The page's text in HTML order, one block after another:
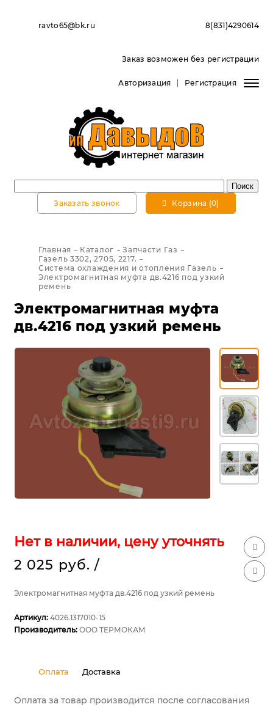
ravto65@bk.ru 8(831)4290614
Заказ возможен без регистрации
Авторизация Регистрация
Заказать звонок Корзина (0)
Главная Каталог
Запчасти Газ
Газель 3302, 2705, 2217.
Система охлаждения и отопления Газель
Электромагнитная муфта дв.4216 под узкий
ремень
Электромагнитная муфта
дв.4216 под узкий ремень
Нет в наличии, цену уточнять
2 025 руб. /
Электромагнитная муфта дв.4216 под узкий ремень
Артикул: 4026.1317010-15
Производитель: ООО ТЕРМОКАМ
Оплата Доставка
Оплата за товар производится после согласования